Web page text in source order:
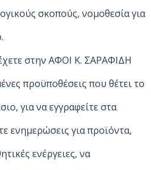
σκοπούς, νομοθεσία για
στην ΑΦΟΙ Κ. ΣΑΡΑΦΙΔΗ
προϋποθέσεις που θέτει το
για να εγγραφείτε στα
ενημερώσεις για προϊόντα,
ενέργειες, να